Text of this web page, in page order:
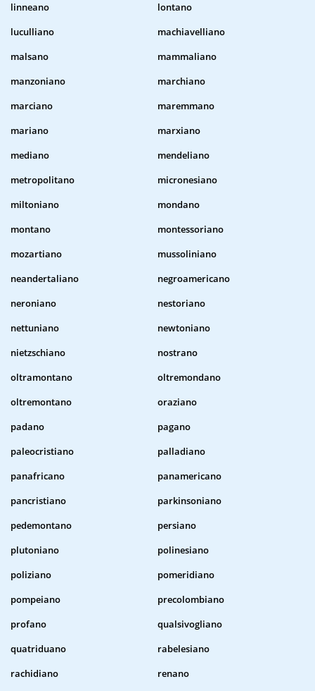
linneano
lontano
luculliano
machiavelliano
malsano
mammaliano
manzoniano
marchiano
marciano
maremmano
mariano
marxiano
mediano
mendeliano
metropolitano
micronesiano
miltoniano
mondano
montano
montessoriano
mozartiano
mussoliniano
neandertaliano
negroamericano
neroniano
nestoriano
nettuniano
newtoniano
nietzschiano
nostrano
oltramontano
oltremondano
oltremontano
oraziano
padano
pagano
paleocristiano
palladiano
panafricano
panamericano
pancristiano
parkinsoniano
pedemontano
persiano
plutoniano
polinesiano
poliziano
pomeridiano
pompeiano
precolombiano
profano
qualsivogliano
quatriduano
rabelesiano
rachidiano
renano